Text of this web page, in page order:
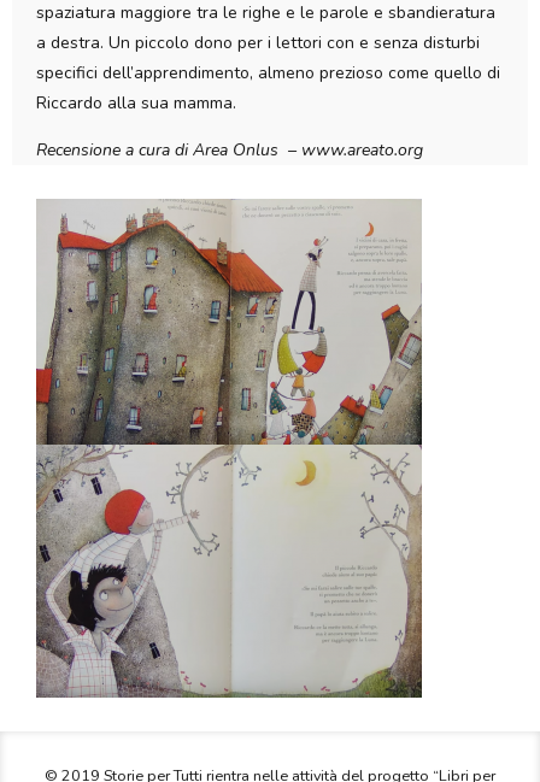
spaziatura maggiore tra le righe e le parole e sbandieratura
a destra. Un piccolo dono per i lettori con e senza disturbi
specifici dell’apprendimento, almeno prezioso come quello di
Riccardo alla sua mamma.
Recensione a cura di Area Onlus – www.areato.org
© 2019 Storie per Tutti rientra nelle attività del progetto “Libri per